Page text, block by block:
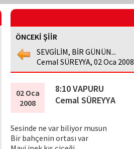
ÖNCEKİ ŞİİR
SEVGİLİM, BİR GÜNÜN...
Cemal SÜREYYA, 02 Oca 2008
02 Oca
2008
8:10 VAPURU
Cemal SÜREYYA
Sesinde ne var biliyor musun
Bir bahçenin ortası var